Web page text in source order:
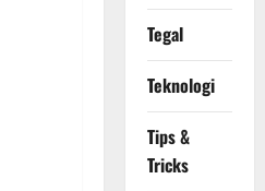
Tegal
Teknologi
Tips &
Tricks